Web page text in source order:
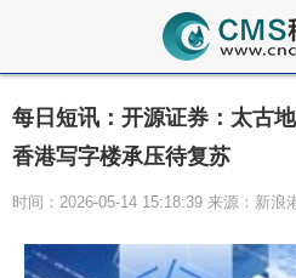
每日短讯：开源证券：太古
香港写字楼承压待复苏
时间：2026-05-14 15:18:39 来源：新浪